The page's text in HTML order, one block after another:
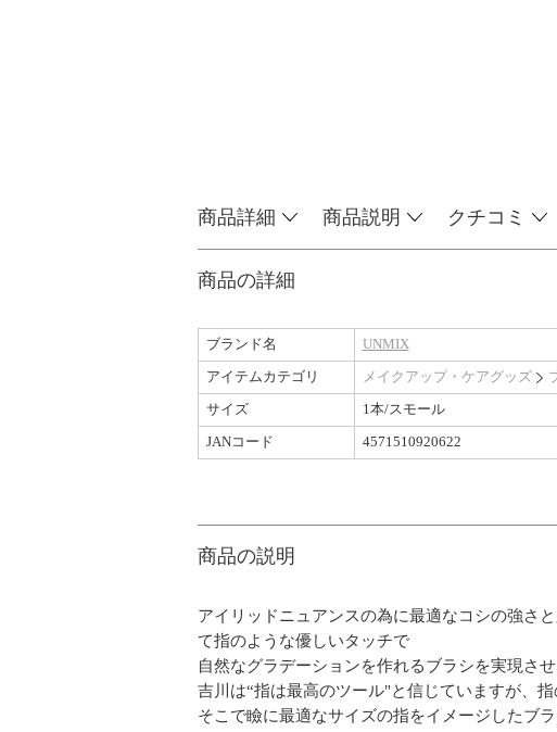
商品詳細 商品説明 クチコミ
商品の詳細
ブランド名
UNMIX
アイテムカテゴリ
メイクアップ・ケアグッズ
サイズ
1本/スモール
JANコード
4571510920622
商品の説明
アイリッドニュアンスの為に最適なコシの強さ
て指のような優しいタッチで
自然なグラデーションを作れるブラシを実現させ
吉川は“指は最高のツール"と信じていますが、指
そこで瞼に最適なサイズの指をイメージしたブ